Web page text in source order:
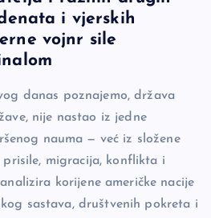
e
i vjerskih
vojnr sile
danas poznajemo, država
nije nastao iz jedne
nauma — već iz složene
prisile, migracija, konflikta i
korijene američke nacije
sastava, društvenih pokreta i